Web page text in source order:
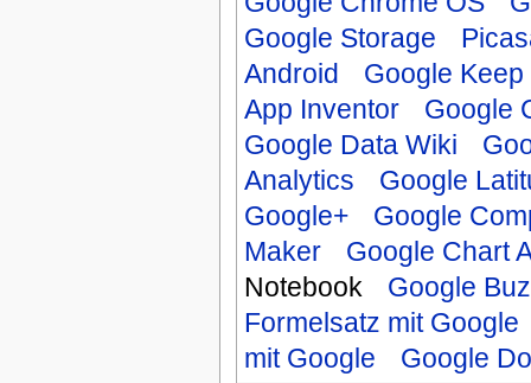
Google Storage
Android
Google Keep
App Inventor
Google
Google Data Wiki
Analytics
Google
Google+
Google
Maker
Google Chart
Notebook
Google
Formelsatz mit Google
mit Google
Google